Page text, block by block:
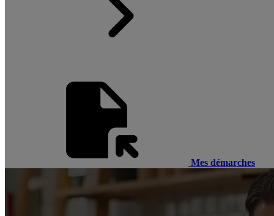
Mes démarches